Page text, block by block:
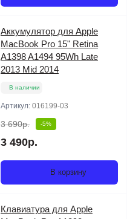
Аккумулятор для Apple
MacBook Pro 15" Retina
A1398 A1494 95Wh Late
2013 Mid 2014
В наличии
Артикул: 016199-03
3 690р. -5%
3 490р.
В корзину
Клавиатура для Apple